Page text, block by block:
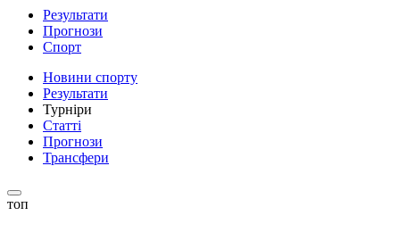
Результати
Прогнози
Спорт
Новини спорту
Результати
Турніри
Статті
Прогнози
Трансфери
топ